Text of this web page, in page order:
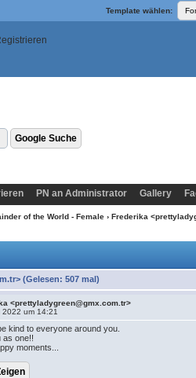
Template wählen:
PN an Administrator Gallery
of the World - Female › Frederika
(Gelesen: 507 mal)
<prettyladygreen@gmx.com.tr>
2022 um 14:21
kind to everyone around you.
as one!!
moments...